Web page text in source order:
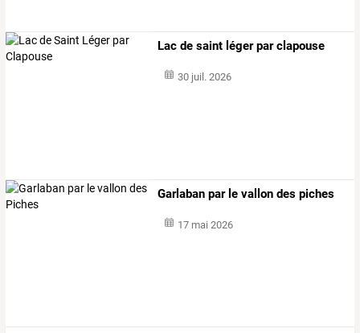
Lac de saint léger par clapouse
30 juil. 2026
Garlaban par le vallon des piches
17 mai 2026